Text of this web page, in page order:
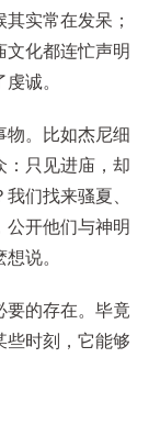
实常在发呆；
文化都连忙声明
诚。
物。比如杰尼细
：只见进庙，却
们找来骚夏、
公开他们与神明
说。
要的存在。毕竟
些时刻，它能够